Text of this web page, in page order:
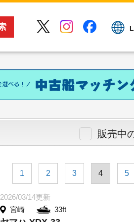
販売中
1 2 3 4 5
2026/03/14更新
宮崎
33ft